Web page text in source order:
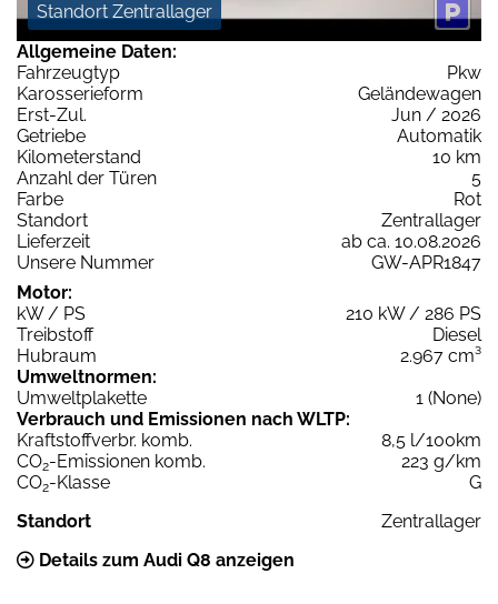
Standort Zentrallager
Allgemeine Daten:
Fahrzeugtyp
Pkw
Karosserieform
Geländewagen
Erst-Zul.
Jun / 2026
Getriebe
Automatik
Kilometerstand
10 km
Anzahl der Türen
5
Farbe
Rot
Standort
Zentrallager
Lieferzeit
ab ca. 10.08.2026
Unsere Nummer
GW-APR1847
Motor:
kW / PS
210 kW / 286 PS
Treibstoff
Diesel
Hubraum
2.967 cm³
Umweltnormen:
Umweltplakette
1 (None)
Verbrauch und Emissionen nach WLTP:
Kraftstoffverbr. komb.
8,5 l/100km
CO2-Emissionen komb.
223 g/km
CO2-Klasse
G
Standort
Zentrallager
Details zum Audi Q8 anzeigen